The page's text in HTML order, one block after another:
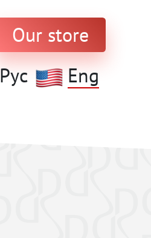
Our store
Рус
Eng